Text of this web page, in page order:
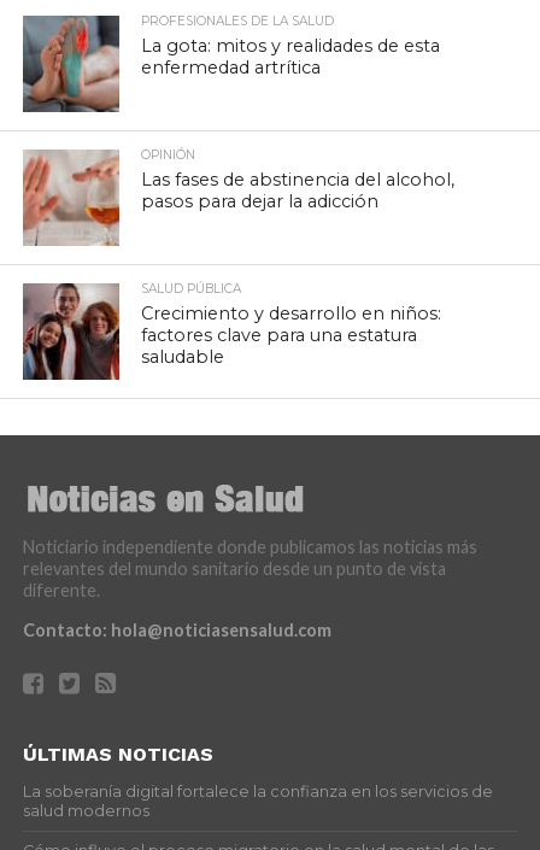
PROFESIONALES DE LA SALUD
La gota: mitos y realidades de esta
enfermedad artrítica
OPINIÓN
Las fases de abstinencia del alcohol,
pasos para dejar la adicción
SALUD PÚBLICA
Crecimiento y desarrollo en niños:
factores clave para una estatura
saludable
Noticiario independiente donde publicamos las noticias más
relevantes del mundo sanitario desde un punto de vista
diferente.
Contacto: hola@noticiasensalud.com
ÚLTIMAS NOTICIAS
La soberanía digital fortalece la confianza en los servicios de
salud modernos